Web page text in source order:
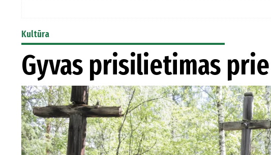
Kultūra
Gyvas prisilietimas